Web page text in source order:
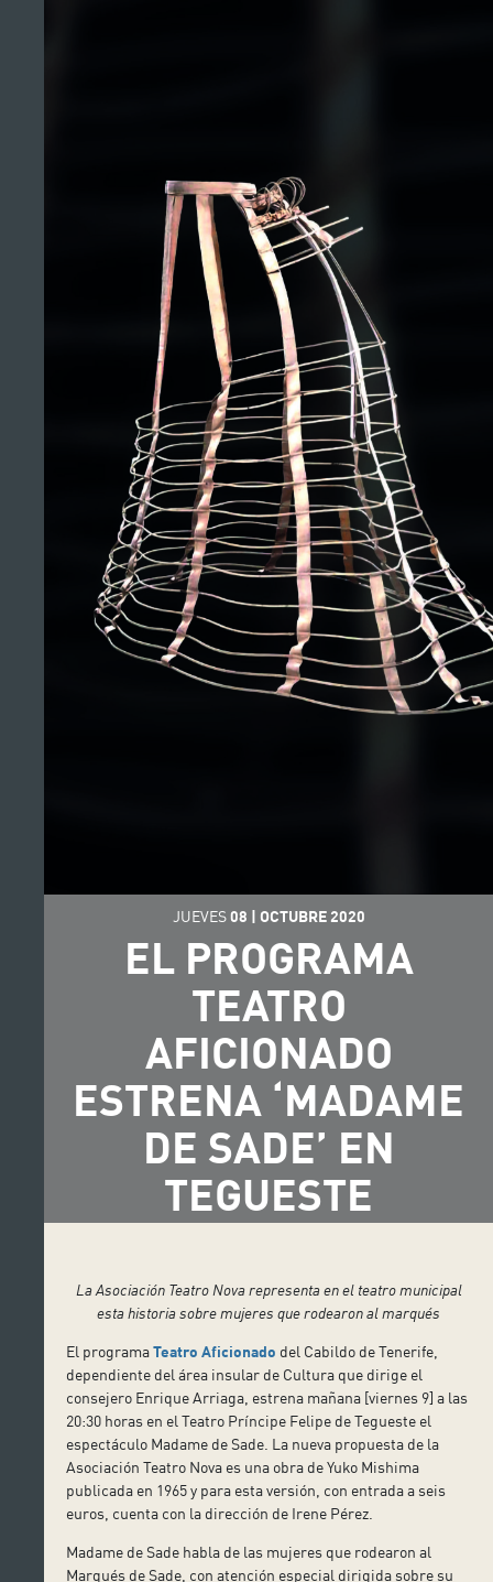
JUEVES08 | OCTUBRE 2020
EL PROGRAMA
TEATRO
AFICIONADO
ESTRENA ‘MADAME
DE SADE’ EN
TEGUESTE
La Asociación Teatro Nova representa en el teatro municipal
esta historia sobre mujeres que rodearon al marqués
El programaTeatro Aficionado del Cabildo de Tenerife,
dependiente del área insular de Cultura que dirige el
consejero Enrique Arriaga, estrena mañana [viernes 9] a las
20:30 horas en el Teatro Príncipe Felipe de Tegueste el
espectáculo Madame de Sade. La nueva propuesta de la
Asociación Teatro Nova es una obra de Yuko Mishima
publicada en 1965 y para esta versión, con entrada a seis
euros, cuenta con la dirección de Irene Pérez.
Madame de Sade habla de las mujeres que rodearon al
Marqués de Sade, con atención especial dirigida sobre su